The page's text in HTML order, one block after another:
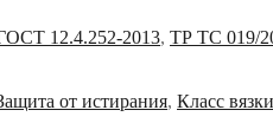
12.4.252-2013, ТР ТС 019/
от истирания, Класс